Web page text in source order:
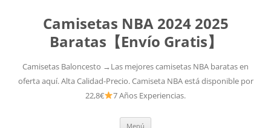
Camisetas NBA 2024 2025
Baratas【Envío Gratis】
Camisetas Baloncesto →Las mejores camisetas NBA baratas en
oferta aquí. Alta Calidad-Precio. Camiseta NBA está disponible por
22,8€
7 Años Experiencias.
Menú